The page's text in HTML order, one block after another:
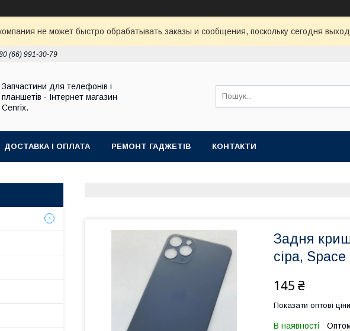
не может быстро обрабатывать заказы и сообщения, поскольку сегодня
(66) 991-30-79
Запчастини для телефонів і
планшетів - Інтернет магазин
Cenrix.
ДОСТАВКА І ОПЛАТА РЕМОНТ ГАДЖЕТІВ КОНТАКТИ
Задня
сіра, Space
145 ₴
Показати оптові ціни
В наявності